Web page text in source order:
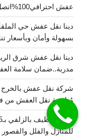
عفش احترافي100%اتصل الان
بسهولة وأمان وبأسعار
مدربة..ضمان سلامة
مُناسبة نقل العفش من
للمنازل والفلل والقصور